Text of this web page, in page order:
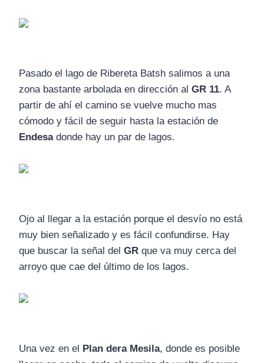
Pasado el lago de Ribereta Batsh salimos a una
zona bastante arbolada en dirección al GR 11. A
partir de ahí el camino se vuelve mucho mas
cómodo y fácil de seguir hasta la estación de
Endesadonde hay un par de lagos.
Ojo al llegar a la estación porque el desvío no está
muy bien señalizado y es fácil confundirse. Hay
que buscar la señal del GR que va muy cerca del
arroyo que cae del último de los lagos.
Una vez en el Plan dera Mesila, donde es posible